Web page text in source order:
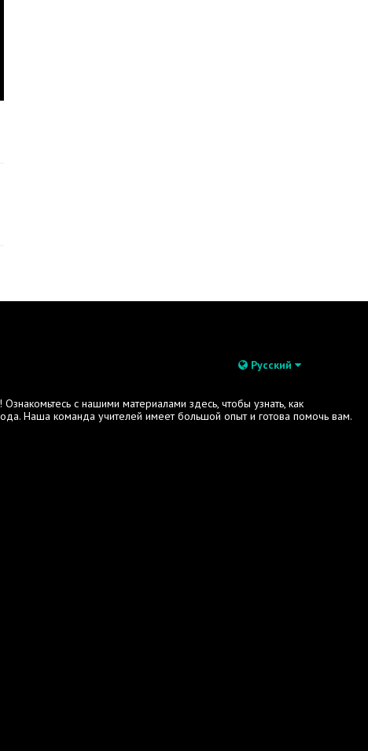
Русский
с нашими материалами здесь, чтобы узнать, как
Наша команда учителей имеет большой опыт и готова помочь вам.